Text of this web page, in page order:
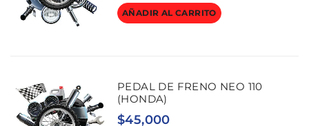
AÑADIR AL CARRITO
PEDAL DE FRENO NEO 110
(HONDA)
$45,000